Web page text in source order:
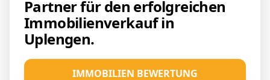
Partner für den erfolgreichen
Immobilienverkauf in
Uplengen.
IMMOBILIEN BEWERTUNG